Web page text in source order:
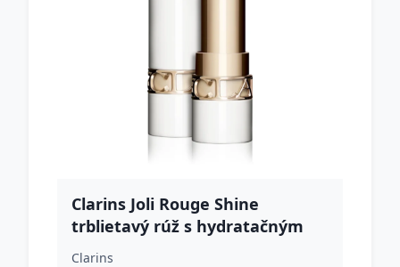
Clarins Joli Rouge Shine
trblietavý rúž s hydratačným
účinkom odtieň 711S 3.5 g
Clarins